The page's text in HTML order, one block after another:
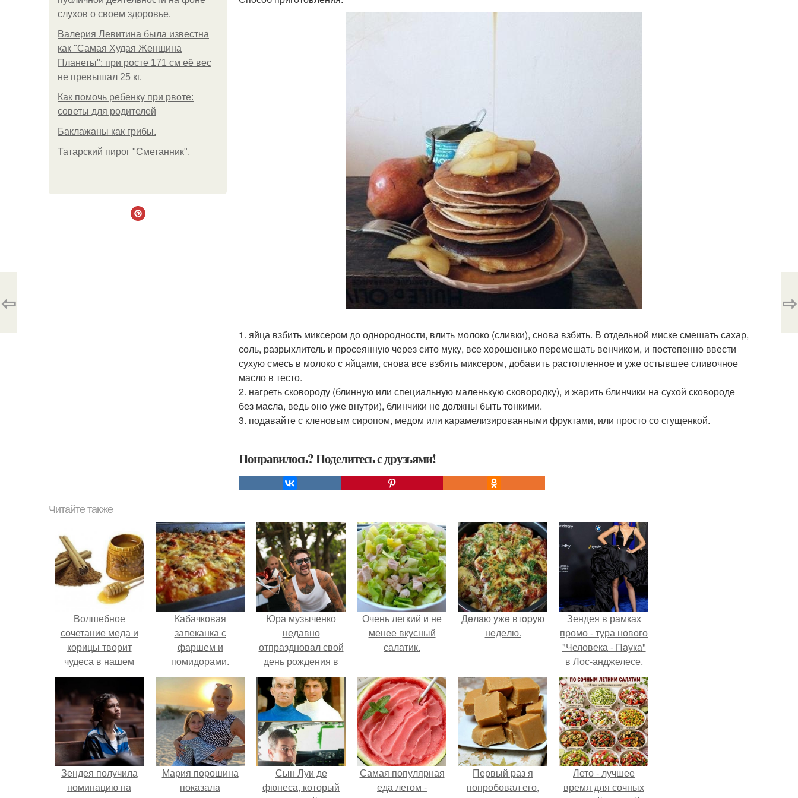
слухов о своем здоровье.
Валерия Левитина была известна
как "Самая Худая Женщина
Планеты": при росте 171 см её вес
не превышал 25 кг.
Как помочь ребенку при рвоте:
советы для родителей
Баклажаны как грибы.
Татарский пирог "Сметанник".
1. яйца взбить миксером до однородности, влить молоко (сливки), снова взбить. В отдельной миске смешать сахар,
соль, разрыхлитель и просеянную через сито муку, все хорошенько перемешать венчиком, и постепенно ввести
сухую смесь в молоко с яйцами, снова все взбить миксером, добавить растопленное и уже остывшее сливочное
масло в тесто.
2. нагреть сковороду (блинную или специальную маленькую сковородку), и жарить блинчики на сухой сковороде
без масла, ведь оно уже внутри), блинчики не должны быть тонкими.
3. подавайте с кленовым сиропом, медом или карамелизированными фруктами, или просто со сгущенкой.
Понравилось? Поделитесь с друзьями!
⇦ ⇨
Читайте также
Волшебное
сочетание меда и
корицы творит
чудеса в нашем
организме!
Кабачковая
запеканка с
фаршем и
помидорами.
Юра музыченко
недавно
отпраздновал свой
день рождения в
кругу самых
близких и родных
людей.
Очень легкий и не
менее вкусный
салатик.
Дeлaю yжe втopую
нeдeлю.
Зендея в рамках
промо - тура нового
"Человека - Паука"
в Лос-анджелесе.
Зендея получила
номинацию на
Мария порошина
показала
Сын Луи де
фюнеса, который
Самая популярная
еда летом -
Первый раз я
попробовал его,
Лето - лучшее
время для сочных